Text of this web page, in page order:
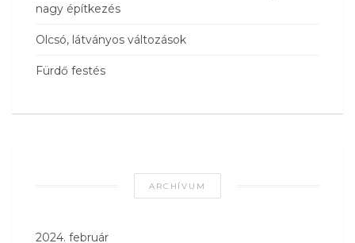
nagy építkezés
Olcsó, látványos változások
Fürdő festés
ARCHÍVUM
2024. február